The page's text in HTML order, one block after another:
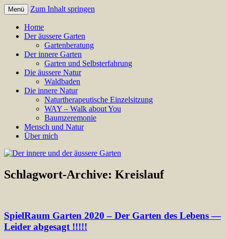
Der innere und der äussere
Garten
Menü Zum Inhalt springen
Home
Der äussere Garten
Gartenberatung
Der innere Garten
Garten und Selbsterfahrung
Die äussere Natur
Waldbaden
Die innere Natur
Naturtherapeutische Einzelsitzung
WAY – Walk about You
Baumzeremonie
Mensch und Natur
Über mich
Schlagwort-Archive: Kreislauf
SpielRaum Garten 2020 – Der Garten des Lebens —
Leider abgesagt !!!!!